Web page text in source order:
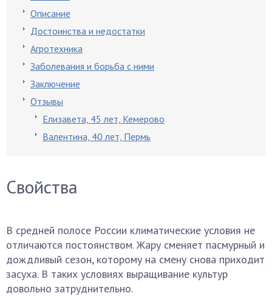
Описание
Достоинства и недостатки
Агротехника
Заболевания и борьба с ними
Заключение
Отзывы
Елизавета, 45 лет, Кемерово
Валентина, 40 лет, Пермь
Свойства
В средней полосе России климатические условия не
отличаются постоянством. Жару сменяет пасмурный и
дождливый сезон, которому на смену снова приходит
засуха. В таких условиях выращивание культур
довольно затруднительно.